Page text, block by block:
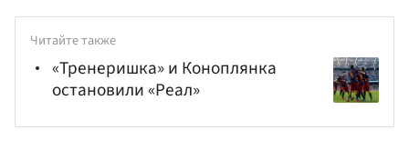
Читайте также
«Тренеришка» и Коноплянка
остановили «Реал»